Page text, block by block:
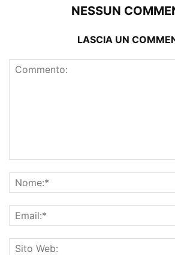
NESSUN
LASCIA UN